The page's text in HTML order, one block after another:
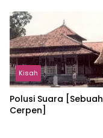
Kisah
Polusi Suara [Sebuah
Cerpen]